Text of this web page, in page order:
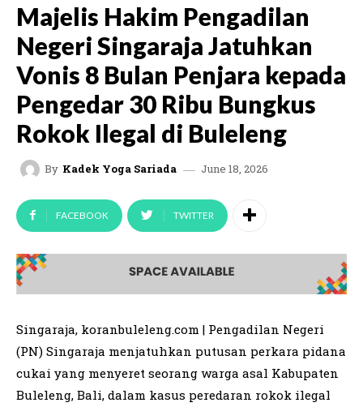
Majelis Hakim Pengadilan
Negeri Singaraja Jatuhkan
Vonis 8 Bulan Penjara kepada
Pengedar 30 Ribu Bungkus
Rokok Ilegal di Buleleng
By Kadek Yoga Sariada June 18, 2026
FACEBOOK TWITTER
Singaraja, koranbuleleng.com | Pengadilan Negeri
(PN) Singaraja menjatuhkan putusan perkara pidana
cukai yang menyeret seorang warga asal Kabupaten
Buleleng, Bali, dalam kasus peredaran rokok ilegal